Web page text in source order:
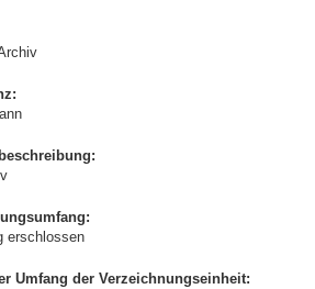
erschlossen
Umfang der Verzeichnungseinheit: